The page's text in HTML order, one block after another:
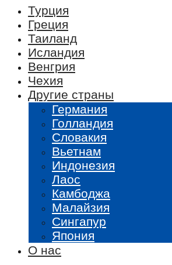
Турция
Греция
Таиланд
Исландия
Венгрия
Чехия
Другие страны
Германия
Голландия
Словакия
Вьетнам
Индонезия
Лаос
Камбоджа
Малайзия
Сингапур
Япония
О нас